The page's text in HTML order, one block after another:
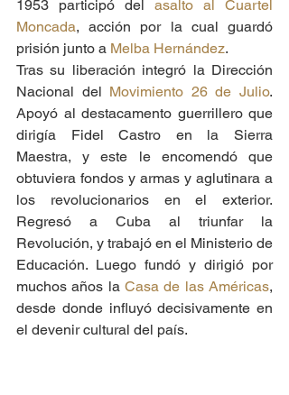
1953 participó del asalto al Cuartel
Moncada, acción por la cual guardó
prisión junto a Melba Hernández.
Tras su liberación integró la Dirección
Nacional del Movimiento 26 de Julio.
Apoyó al destacamento guerrillero que
dirigía Fidel Castro en la Sierra
Maestra, y este le encomendó que
obtuviera fondos y armas y aglutinara a
los revolucionarios en el exterior.
Regresó a Cuba al triunfar la
Revolución, y trabajó en el Ministerio de
Educación. Luego fundó y dirigió por
muchos años la Casa de las Américas,
desde donde influyó decisivamente en
el devenir cultural del país.